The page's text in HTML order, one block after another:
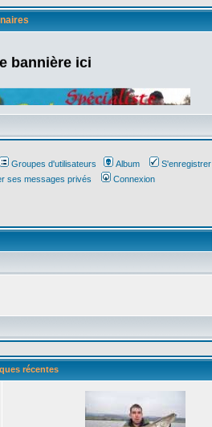
bannière ici
Groupes d'utilisateurs Album
S'enregistrer
ses messages privés Connexion
récentes